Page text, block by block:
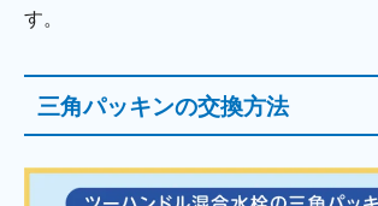
す。
三角パッキンの交換方法